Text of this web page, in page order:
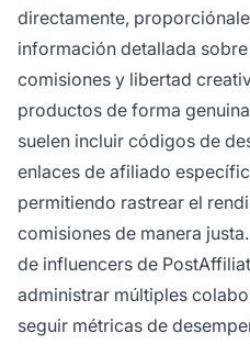
directamente,
información detallada
comisiones y libertad
productos de forma
suelen incluir códigos de
enlaces de afiliado
permitiendo rastrear el
comisiones de manera
de influencers de
administrar múltiples
seguir métricas de